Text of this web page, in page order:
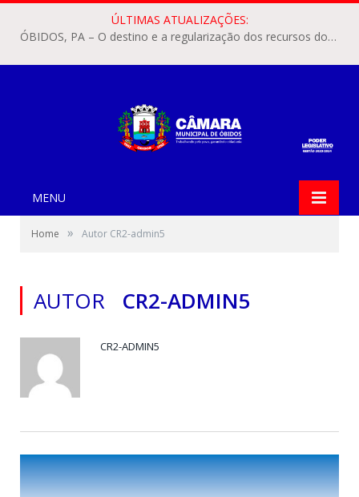
ÚLTIMAS ATUALIZAÇÕES:
ÓBIDOS, PA – O destino e a regularização dos recursos dos Precatórios do FUNDEF (Fundo de Manutenção e Desenvolvimento do Ensino Fundamental e de Valorização do Magistério) voltaram a pautar as discussões na Câmara Municipal de Óbidos.
MENU
Home » Autor CR2-admin5
AUTOR CR2-ADMIN5
CR2-ADMIN5